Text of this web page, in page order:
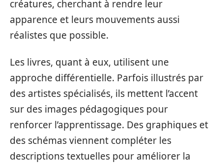
créatures, cherchant à rendre leur
apparence et leurs mouvements aussi
réalistes que possible.
Les livres, quant à eux, utilisent une
approche différentielle. Parfois illustrés par
des artistes spécialisés, ils mettent l’accent
sur des images pédagogiques pour
renforcer l’apprentissage. Des graphiques et
des schémas viennent compléter les
descriptions textuelles pour améliorer la